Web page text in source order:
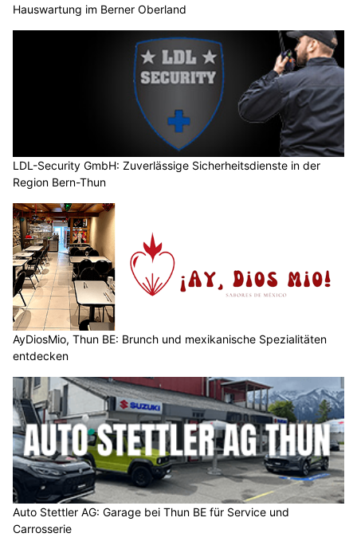
Hauswartung im Berner Oberland
LDL-Security GmbH: Zuverlässige Sicherheitsdienste in der
Region Bern-Thun
AyDiosMio, Thun BE: Brunch und mexikanische Spezialitäten
entdecken
Auto Stettler AG: Garage bei Thun BE für Service und
Carrosserie